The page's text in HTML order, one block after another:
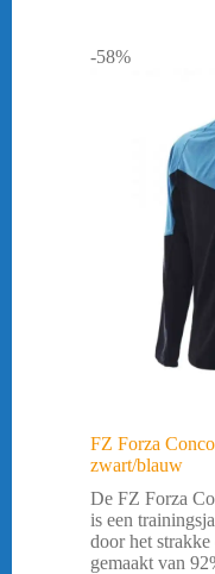
-58%
FZ Forza
zwart/blauw
De FZ Forza
is een
door het strakke
gemaakt van